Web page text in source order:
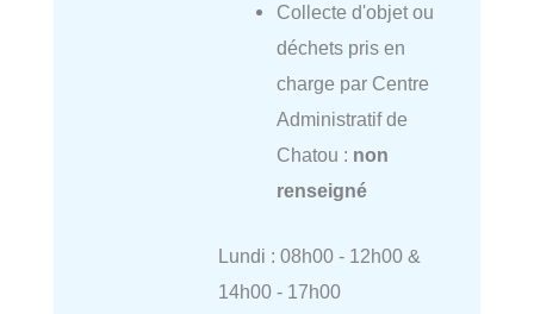
Collecte d'objet ou
déchets pris en
charge par Centre
Administratif de
Chatou : non
renseigné
Lundi : 08h00 - 12h00 &
14h00 - 17h00